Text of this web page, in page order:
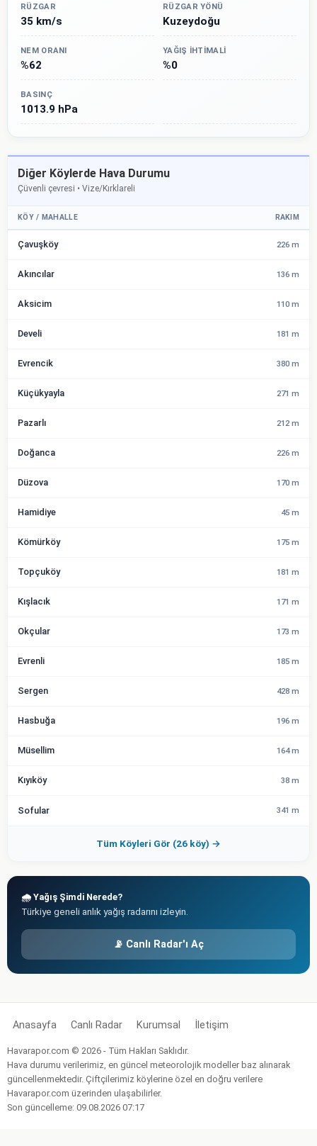
RÜZGAR
35 km/s
RÜZGAR YÖNÜ
Kuzeydoğu
NEM ORANI
%62
YAĞIŞ İHTIMALI
%0
BASINÇ
1013.9 hPa
Diğer Köylerde Hava Durumu
Çüvenli çevresi • Vize/Kırklareli
KÖY / MAHALLE RAKIM
Çavuşköy 226 m
Akıncılar 136 m
Aksicim 110 m
Develi 181 m
Evrencik 380 m
Küçükyayla 271 m
Pazarlı 212 m
Doğanca 226 m
Düzova 170 m
Hamidiye 45 m
Kömürköy 175 m
Topçuköy 181 m
Kışlacık 171 m
Okçular 173 m
Evrenli 185 m
Sergen 428 m
Hasbuğa 196 m
Müsellim 164 m
Kıyıköy 38 m
Sofular 341 m
Tüm Köyleri Gör (26 köy) →
🌧️ Yağış Şimdi Nerede?
Türkiye geneli anlık yağış radarını izleyin.
📡 Canlı Radar'ı Aç
Anasayfa Canlı Radar Kurumsal İletişim
Havarapor.com © 2026 - Tüm Hakları Saklıdır.
Hava durumu verilerimiz, en güncel meteorolojik modeller baz alınarak
güncellenmektedir. Çiftçilerimiz köylerine özel en doğru verilere
Havarapor.com üzerinden ulaşabilirler.
Son güncelleme: 09.08.2026 07:17